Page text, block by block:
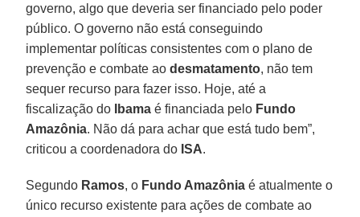
governo, algo que deveria ser financiado pelo poder
público. O governo não está conseguindo
implementar políticas consistentes com o plano de
prevenção e combate aodesmatamento, não tem
sequer recurso para fazer isso. Hoje, até a
fiscalização do
Ibama é financiada pelo Fundo
Amazônia. Não dá para achar que está tudo bem”,
criticou a coordenadora do ISA.
Segundo Ramos, o Fundo Amazônia é atualmente o
único recurso existente para ações de combate ao